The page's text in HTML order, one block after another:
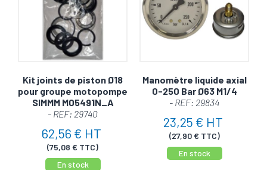
Kit joints de piston Ø18
pour groupe motopompe
SIMMM M05491N_A
- REF: 29740
62,56 € HT
(75,08 € TTC)
En stock
Manomètre liquide axial
0-250 Bar Ø63 M1/4
- REF: 29834
23,25 € HT
(27,90 € TTC)
En stock